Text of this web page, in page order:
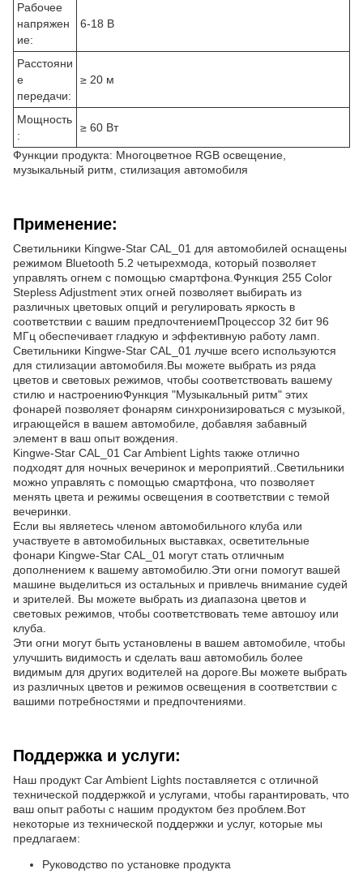
Рабочее
напряжен
ие:
6-18 В
Расстояни
е
передачи:
≥ 20 м
Мощность
:
≥ 60 Вт
Функции продукта: Многоцветное RGB освещение,
музыкальный ритм, стилизация автомобиля
Применение:
Светильники Kingwe-Star CAL_01 для автомобилей оснащены
режимом Bluetooth 5.2 четырехмода, который позволяет
управлять огнем с помощью смартфона.Функция 255 Color
Stepless Adjustment этих огней позволяет выбирать из
различных цветовых опций и регулировать яркость в
соответствии с вашим предпочтениемПроцессор 32 бит 96
МГц обеспечивает гладкую и эффективную работу ламп.
Светильники Kingwe-Star CAL_01 лучше всего используются
для стилизации автомобиля.Вы можете выбрать из ряда
цветов и световых режимов, чтобы соответствовать вашему
стилю и настроениюФункция "Музыкальный ритм" этих
фонарей позволяет фонарям синхронизироваться с музыкой,
играющейся в вашем автомобиле, добавляя забавный
элемент в ваш опыт вождения.
Kingwe-Star CAL_01 Car Ambient Lights также отлично
подходят для ночных вечеринок и мероприятий..Светильники
можно управлять с помощью смартфона, что позволяет
менять цвета и режимы освещения в соответствии с темой
вечеринки.
Если вы являетесь членом автомобильного клуба или
участвуете в автомобильных выставках, осветительные
фонари Kingwe-Star CAL_01 могут стать отличным
дополнением к вашему автомобилю.Эти огни помогут вашей
машине выделиться из остальных и привлечь внимание судей
и зрителей. Вы можете выбрать из диапазона цветов и
световых режимов, чтобы соответствовать теме автошоу или
клуба.
Эти огни могут быть установлены в вашем автомобиле, чтобы
улучшить видимость и сделать ваш автомобиль более
видимым для других водителей на дороге.Вы можете выбрать
из различных цветов и режимов освещения в соответствии с
вашими потребностями и предпочтениями.
Поддержка и услуги:
Наш продукт Car Ambient Lights поставляется с отличной
технической поддержкой и услугами, чтобы гарантировать, что
ваш опыт работы с нашим продуктом без проблем.Вот
некоторые из технической поддержки и услуг, которые мы
предлагаем:
Руководство по установке продукта